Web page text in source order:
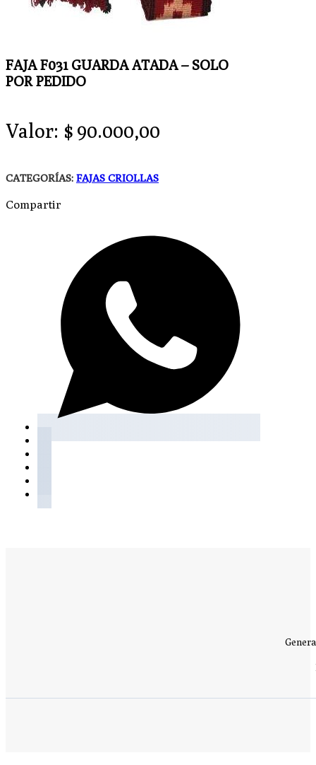
FAJA F031 GUARDA ATADA – SOLO
POR PEDIDO
Valor: $ 90.000,00
CATEGORÍAS: FAJAS CRIOLLAS
Compartir